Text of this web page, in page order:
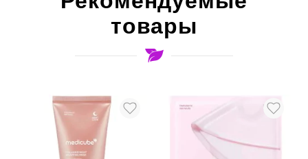
товары